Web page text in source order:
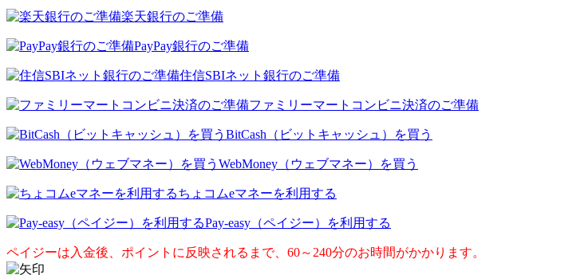
楽天銀行のご準備
PayPay銀行のご準備
住信SBIネット銀行のご準備
ファミリーマートコンビニ決済のご準備
BitCash（ビットキャッシュ）を買う
WebMoney（ウェブマネー）を買う
ちょコムeマネーを利用する
Pay-easy（ペイジー）を利用する
ペイジーは入金後、ポイントに反映されるまで、60～240分のお時間がかかります。